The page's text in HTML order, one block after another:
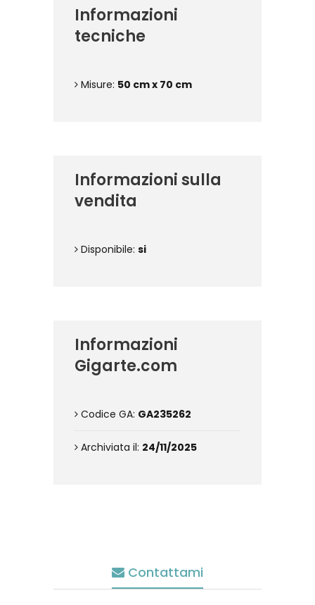
Informazioni
tecniche
Misure: 50 cm x 70 cm
Informazioni sulla
vendita
Disponibile: si
Informazioni
Gigarte.com
Codice GA: GA235262
Archiviata il: 24/11/2025
Contattami